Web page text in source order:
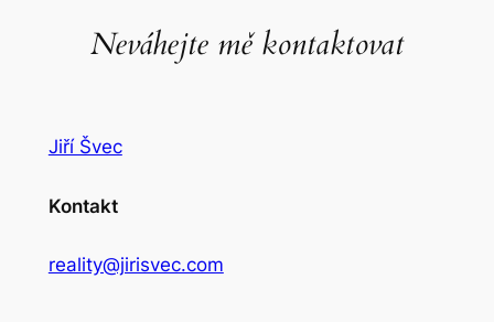
Neváhejte mě kontaktovat
Jiří Švec
Kontakt
reality@jirisvec.com